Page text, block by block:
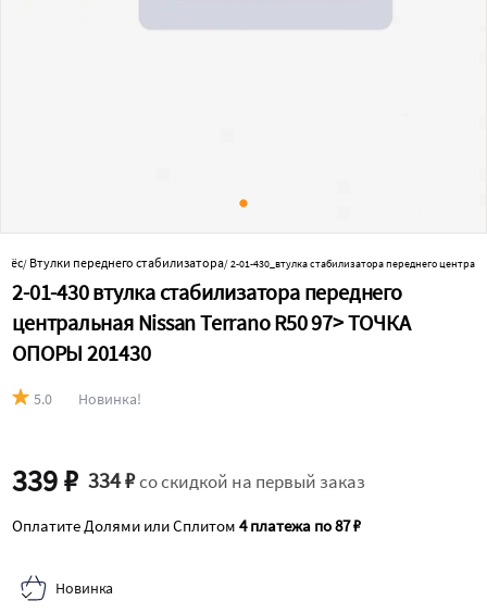
/ Втулки переднего стабилизатора/2-01-430_втулка стабилизатора переднего
2-01-430 втулка стабилизатора переднего
центральная Nissan Terrano R50 97> ТОЧКА
ОПОРЫ 201430
5.0 Новинка!
339 ₽ 334 ₽со скидкой на первый заказ
Оплатите Долями или Сплитом4 платежа по 87 ₽
Новинка